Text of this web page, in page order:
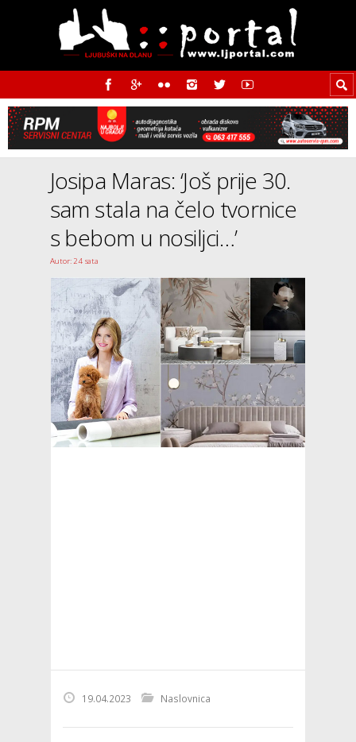
Josipa Maras: ‘Još prije 30.
sam stala na čelo tvornice
s bebom u nosiljci…’
Autor: 24 sata
19.04.2023 Naslovnica